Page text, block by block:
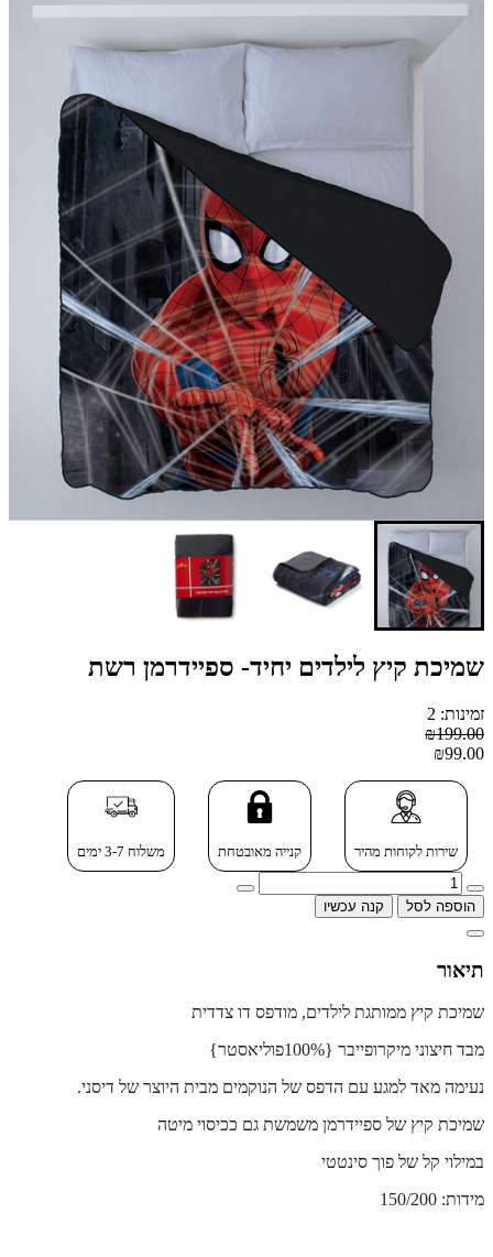
שמיכת קיץ לילדים יחיד- ספיידרמן רשת
זמינות: 2
₪199.00
₪99.00
שירות לקוחות מהיר קנייה מאובטחת משלוח 3-7 ימים
הוספה לסל קנה עכשיו
תיאור
שמיכת קיץ ממותגת לילדים, מודפס דו צדדית
מבד חיצוני מיקרופייבר {100%פוליאסטר}
נעימה מאד למגע עם הדפס של הנוקמים מבית היוצר של דיסני.
שמיכת קיץ של ספיידרמן משמשת גם ככיסוי מיטה
במילוי קל של פוך סינטטי
מידות: 150/200